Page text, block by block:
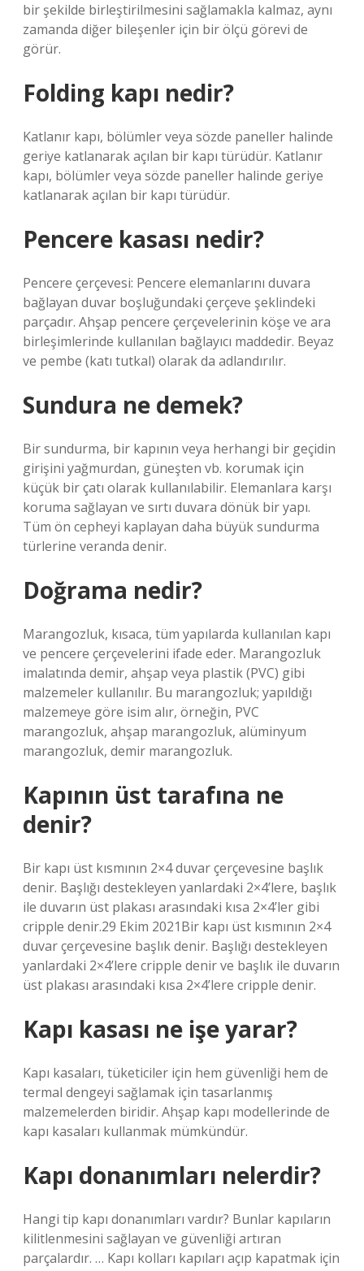
bir şekilde birleştirilmesini sağlamakla kalmaz, aynı
zamanda diğer bileşenler için bir ölçü görevi de
görür.
Folding kapı nedir?
Katlanır kapı, bölümler veya sözde paneller halinde
geriye katlanarak açılan bir kapı türüdür. Katlanır
kapı, bölümler veya sözde paneller halinde geriye
katlanarak açılan bir kapı türüdür.
Pencere kasası nedir?
Pencere çerçevesi: Pencere elemanlarını duvara
bağlayan duvar boşluğundaki çerçeve şeklindeki
parçadır. Ahşap pencere çerçevelerinin köşe ve ara
birleşimlerinde kullanılan bağlayıcı maddedir. Beyaz
ve pembe (katı tutkal) olarak da adlandırılır.
Sundura ne demek?
Bir sundurma, bir kapının veya herhangi bir geçidin
girişini yağmurdan, güneşten vb. korumak için
küçük bir çatı olarak kullanılabilir. Elemanlara karşı
koruma sağlayan ve sırtı duvara dönük bir yapı.
Tüm ön cepheyi kaplayan daha büyük sundurma
türlerine veranda denir.
Doğrama nedir?
Marangozluk, kısaca, tüm yapılarda kullanılan kapı
ve pencere çerçevelerini ifade eder. Marangozluk
imalatında demir, ahşap veya plastik (PVC) gibi
malzemeler kullanılır. Bu marangozluk; yapıldığı
malzemeye göre isim alır, örneğin, PVC
marangozluk, ahşap marangozluk, alüminyum
marangozluk, demir marangozluk.
Kapının üst tarafına ne
denir?
Bir kapı üst kısmının 2×4 duvar çerçevesine başlık
denir. Başlığı destekleyen yanlardaki 2×4’lere, başlık
ile duvarın üst plakası arasındaki kısa 2×4’ler gibi
cripple denir.29 Ekim 2021Bir kapı üst kısmının 2×4
duvar çerçevesine başlık denir. Başlığı destekleyen
yanlardaki 2×4’lere cripple denir ve başlık ile duvarın
üst plakası arasındaki kısa 2×4’lere cripple denir.
Kapı kasası ne işe yarar?
Kapı kasaları, tüketiciler için hem güvenliği hem de
termal dengeyi sağlamak için tasarlanmış
malzemelerden biridir. Ahşap kapı modellerinde de
kapı kasaları kullanmak mümkündür.
Kapı donanımları nelerdir?
Hangi tip kapı donanımları vardır? Bunlar kapıların
kilitlenmesini sağlayan ve güvenliği artıran
parçalardır. … Kapı kolları kapıları açıp kapatmak için